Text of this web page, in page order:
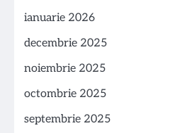
ianuarie 2026
decembrie 2025
noiembrie 2025
octombrie 2025
septembrie 2025